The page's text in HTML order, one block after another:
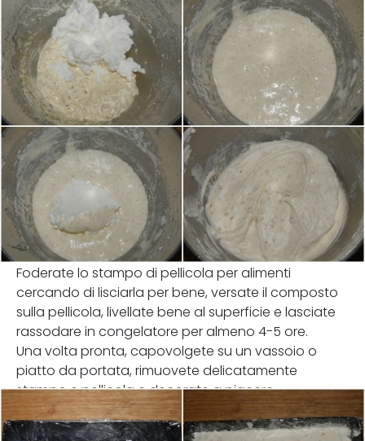
Foderate lo stampo di pellicola per alimenti
cercando di lisciarla per bene, versate il composto
sulla pellicola, livellate bene al superficie e lasciate
rassodare in congelatore per almeno 4-5 ore.
Una volta pronta, capovolgete su un vassoio o
piatto da portata, rimuovete delicatamente
stampo e pellicola e decorate a piacere.